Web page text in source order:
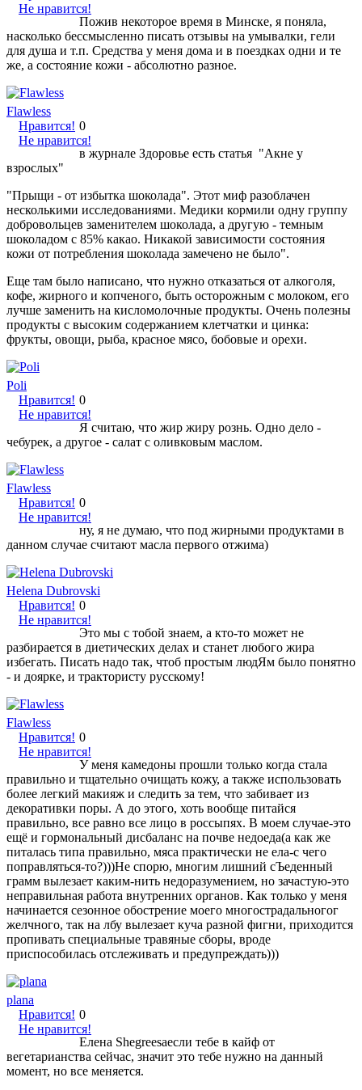
Не нравится!
Пожив некоторое время в Минске, я поняла,
насколько бессмысленно писать отзывы на умывалки, гели
для душа и т.п. Средства у меня дома и в поездках одни и те
же, а состояние кожи - абсолютно разное.
Flawless
Нравится!
Не нравится!
0
в журнале Здоровье есть статья "Акне у
взрослых"
"Прыщи - от избытка шоколада". Этот миф разоблачен
несколькими исследованиями. Медики кормили одну группу
добровольцев заменителем шоколада, а другую - темным
шоколадом с 85% какао. Никакой зависимости состояния
кожи от потребления шоколада замечено не было".
Еще там было написано, что нужно отказаться от алкоголя,
кофе, жирного и копченого, быть осторожным с молоком, его
лучше заменить на кисломолочные продукты. Очень полезны
продукты с высоким содержанием клетчатки и цинка:
фрукты, овощи, рыба, красное мясо, бобовые и орехи.
Poli
Нравится!
Не нравится!
0
Я считаю, что жир жиру рознь. Одно дело -
чебурек, а другое - салат с оливковым маслом.
Flawless
Нравится!
Не нравится!
0
ну, я не думаю, что под жирными продуктами в
данном случае считают масла первого отжима)
Helena Dubrovski
Нравится!
Не нравится!
0
Это мы с тобой знаем, а кто-то может не
разбирается в диетических делах и станет любого жира
избегать. Писать надо так, чтоб простым людЯм было понятно
- и доярке, и трактористу русскому!
Flawless
Нравится!
Не нравится!
0
У меня камедоны прошли только когда стала
правильно и тщательно очищать кожу, а также использовать
более легкий макияж и следить за тем, что забивает из
декоративки поры. А до этого, хоть вообще питайся
правильно, все равно все лицо в россыпях. В моем случае-это
ещё и гормональный дисбаланс на почве недоеда(а как же
питалась типа правильно, мяса практически не ела-с чего
поправляться-то?)))Не спорю, многим лишний сЪеденный
грамм вылезает каким-нить недоразумением, но зачастую-это
неправильная работа внутренних органов. Как только у меня
начинается сезонное обострение моего многострадальногог
желчного, так на лбу вылезает куча разной фигни, приходится
пропивать специальные травяные сборы, вроде
приспособилась отслеживать и предупреждать)))
plana
Нравится!
Не нравится!
0
Елена Shegreesaесли тебе в кайф от
вегетарианства сейчас, значит это тебе нужно на данный
момент, но все меняется.